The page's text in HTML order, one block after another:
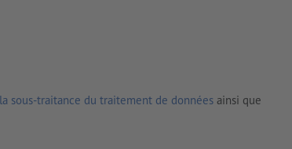
sous-traitance du traitement de données ainsi que